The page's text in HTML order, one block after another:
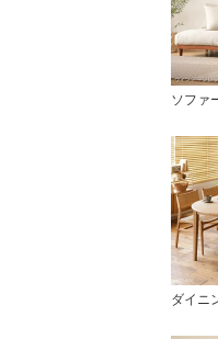
ソファ
ダイニ